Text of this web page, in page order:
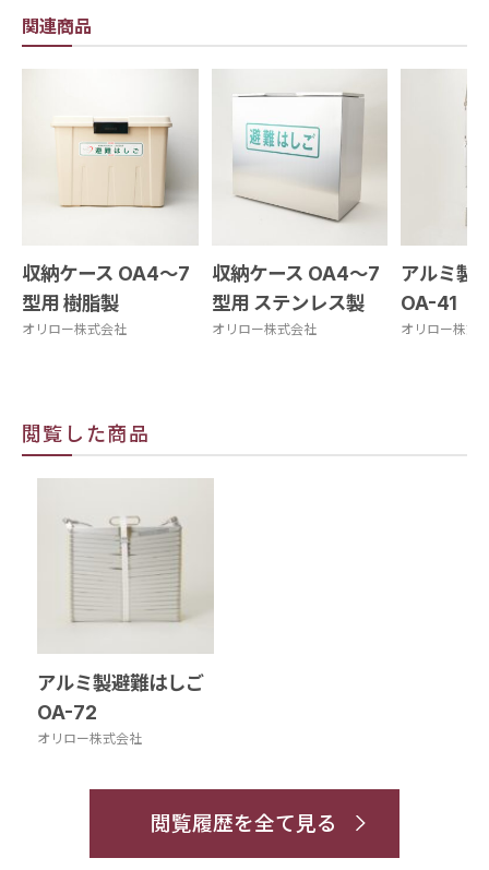
関連商品
収納ケース OA4～7
型用 樹脂製
オリロー株式会社
収納ケース OA4～7
型用 ステンレス製
オリロー株式会社
アルミ製
OA-41
オリロー株式
閲覧した商品
アルミ製避難はしご
OA-72
オリロー株式会社
閲覧履歴を全て見る